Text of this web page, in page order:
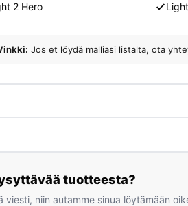
2 Hero
Jos et löydä malliasi listalta, ota
tuotteesta?
viesti, niin autamme sinua löytämään